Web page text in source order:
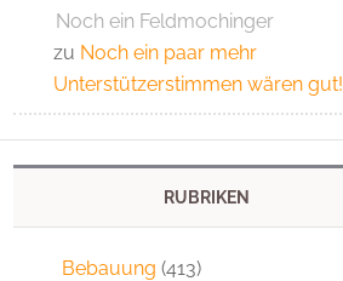
Noch ein Feldmochinger
zu Noch ein paar mehr
Unterstützerstimmen wären gut!
RUBRIKEN
Bebauung (413)